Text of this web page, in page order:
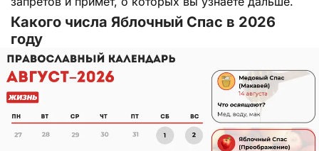
Какого числа Яблочный Спас в 2026
году